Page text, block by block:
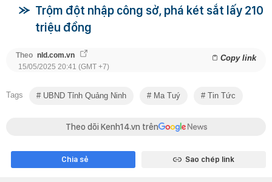
Trộm đột nhập công sở, phá két sắt lấy 210
triệu đồng
Theo nld.com.vn Copy link
15/05/2025 20:41 (GMT +7)
Tags UBND Tỉnh Quảng Ninh Ma Tuý Tin Tức
Theo dõi Kenh14.vn trên
Chia sẻ Sao chép link